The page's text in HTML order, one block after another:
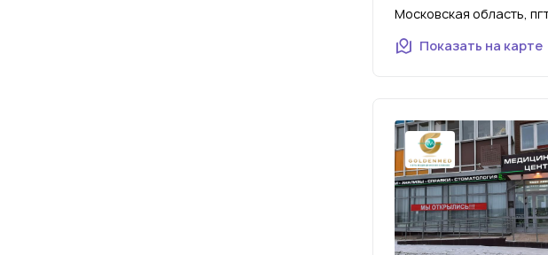
Московская область,
Показать на карте